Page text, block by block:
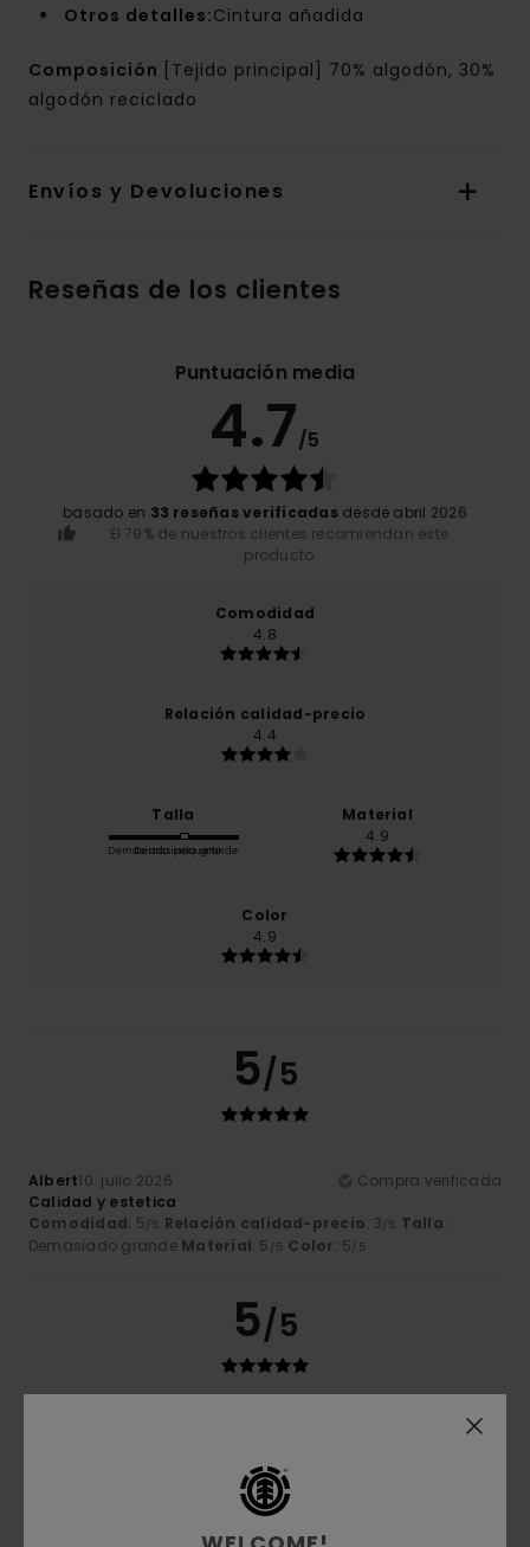
Otros detalles:Cintura añadida
Composición
[Tejido principal] 70% algodón, 30%
algodón reciclado
Envíos y Devoluciones
Reseñas de los clientes
Puntuación media
4.7/5
basado en 33 reseñas verificadas desde abril 2026
El 79% de nuestros clientes recomiendan este
producto
Comodidad
4.8
Relación calidad-precio
4.4
Talla
Demasiado pequeño
Demasiado grande
Material
4.9
Color
4.9
5/5
Albert10. julio 2026
Compra verificada
Calidad y estetica
Comodidad: 5/5 Relación calidad-precio: 3/5 Talla:
Demasiado grande Material: 5 /5 Color: 5/5
5/5
Compra verificada
Relación calidad-precio